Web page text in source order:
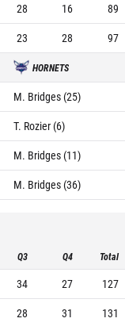
28 16
89
23 28 97
HORNETS
M. Bridges (25)
T. Rozier (6)
M. Bridges (11)
M. Bridges (36)
Q3 Q4 Total
34 27
127
28 31 131